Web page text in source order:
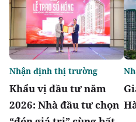
Khẩu vị đầu tư năm
2026: Nhà đầu tư chọn
Nhận định thị trường